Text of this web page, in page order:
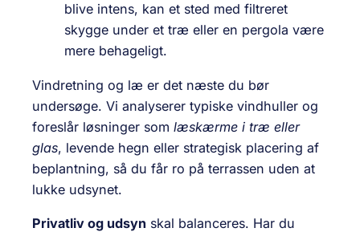
blive intens, kan et sted med filtreret
skygge under et træ eller en pergola være
mere behageligt.
Vindretning og læ er det næste du bør
undersøge. Vi analyserer typiske vindhuller og
foreslår løsninger som læskærme i træ eller
glas, levende hegn eller strategisk placering af
beplantning, så du får ro på terrassen uden at
lukke udsynet.
Privatliv og udsyn skal balanceres. Har du